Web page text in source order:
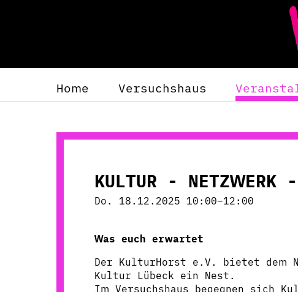
Home Versuchshaus
KULTUR - NETZWERK -
Do. 18.12.2025 10:00–12:00
Was euch erwartet
Der KulturHorst e.V. bietet dem
Kultur Lübeck ein Nest.
Im Versuchshaus begegnen sich